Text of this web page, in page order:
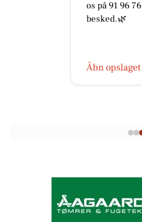
os på 91 96
besked.🌿
Åbn opslaget